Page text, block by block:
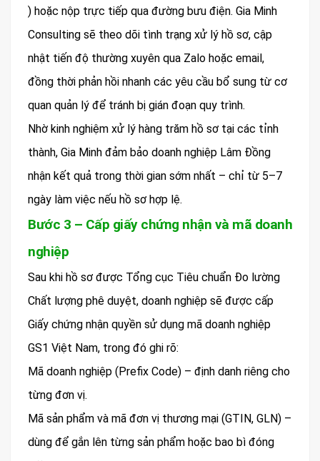
) hoặc nộp trực tiếp qua đường bưu điện. Gia Minh
Consulting sẽ theo dõi tình trạng xử lý hồ sơ, cập
nhật tiến độ thường xuyên qua Zalo hoặc email,
đồng thời phản hồi nhanh các yêu cầu bổ sung từ cơ
quan quản lý để tránh bị gián đoạn quy trình.
Nhờ kinh nghiệm xử lý hàng trăm hồ sơ tại các tỉnh
thành, Gia Minh đảm bảo doanh nghiệp Lâm Đồng
nhận kết quả trong thời gian sớm nhất – chỉ từ 5–7
ngày làm việc nếu hồ sơ hợp lệ.
Bước 3 – Cấp giấy chứng nhận và mã doanh
nghiệp
Sau khi hồ sơ được Tổng cục Tiêu chuẩn Đo lường
Chất lượng phê duyệt, doanh nghiệp sẽ được cấp
Giấy chứng nhận quyền sử dụng mã doanh nghiệp
GS1 Việt Nam, trong đó ghi rõ:
Mã doanh nghiệp (Prefix Code) – định danh riêng cho
từng đơn vị.
Mã sản phẩm và mã đơn vị thương mại (GTIN, GLN) –
dùng để gắn lên từng sản phẩm hoặc bao bì đóng